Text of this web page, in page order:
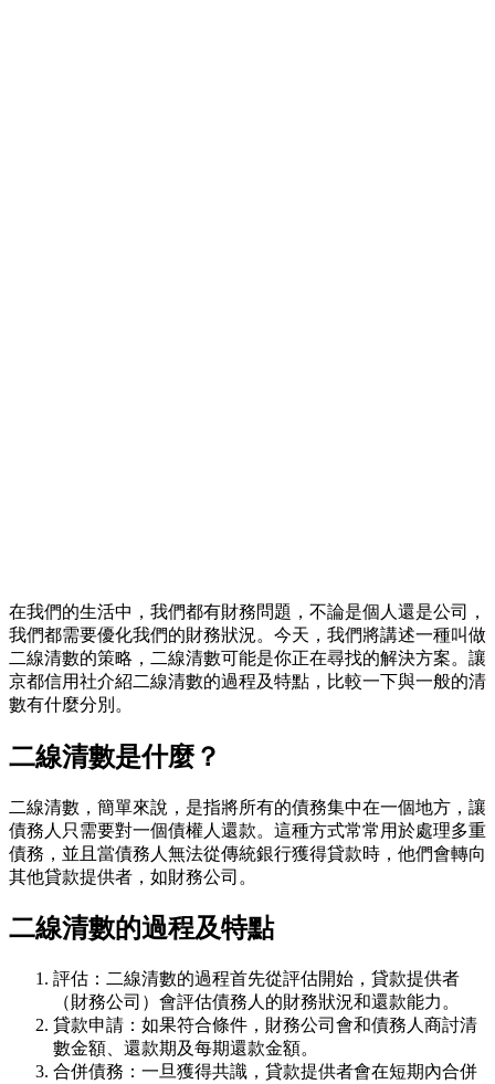
在我們的生活中，我們都有財務問題，不論是個人還是公司，
我們都需要優化我們的財務狀況。今天，我們將講述一種叫做
二線清數的策略，二線清數可能是你正在尋找的解決方案。讓
京都信用社介紹二線清數的過程及特點，比較一下與一般的清
數有什麼分別。
二線清數是什麼？
二線清數，簡單來說，是指將所有的債務集中在一個地方，讓
債務人只需要對一個債權人還款。這種方式常常用於處理多重
債務，並且當債務人無法從傳統銀行獲得貸款時，他們會轉向
其他貸款提供者，如財務公司。
二線清數的過程及特點
評估：二線清數的過程首先從評估開始，貸款提供者
（財務公司）會評估債務人的財務狀況和還款能力。
貸款申請：如果符合條件，財務公司會和債務人商討清
數金額、還款期及每期還款金額。
合併債務：一旦獲得共識，貸款提供者會在短期內合併